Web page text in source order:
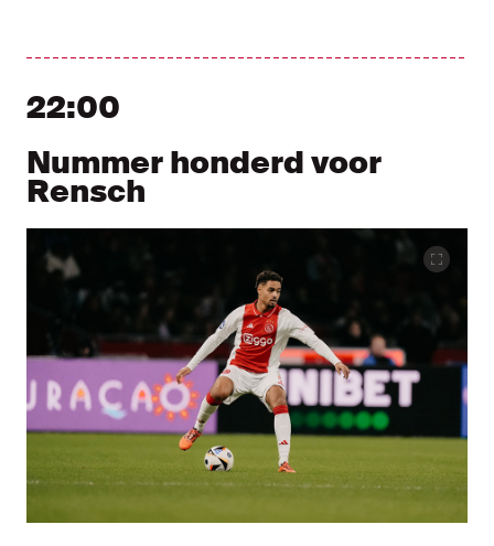
22:00
Nummer honderd voor
Rensch